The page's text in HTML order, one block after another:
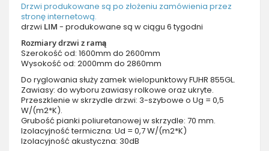
Drzwi produkowane są po złożeniu zamówienia przez
stronę internetową.
drzwi LIM - produkowane są w ciągu 6 tygodni
Rozmiary drzwi z ramą
Szerokość od: 1600mm do 2600mm
Wysokość od: 2000mm do 2860mm
Do ryglowania służy zamek wielopunktowy FUHR 855GL.
Zawiasy: do wyboru zawiasy rolkowe oraz ukryte.
Przeszklenie w skrzydle drzwi: 3-szybowe o Ug = 0,5
W/(m2*K).
Grubość pianki poliuretanowej w skrzydle: 70 mm.
Izolacyjność termiczna: Ud = 0,7 W/(m2*K)
Izolacyjność akustyczna: 30dB